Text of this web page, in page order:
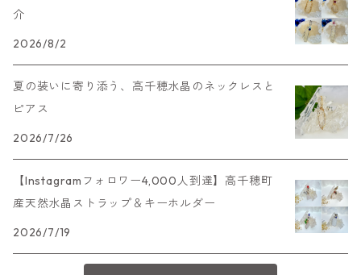
介
2026/8/2
夏の装いに寄り添う、高千穂水晶のネックレスと
ピアス
2026/7/26
【Instagramフォロワー4,000人到達】高千穂町
産天然水晶ストラップ＆キーホルダー
2026/7/19